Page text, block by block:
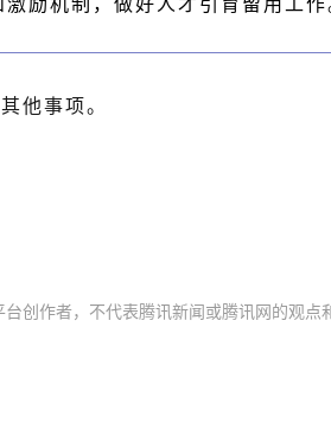
励机制，做好人才引育留用工作
他事项。
创作者，不代表腾讯新闻或腾讯网的观点